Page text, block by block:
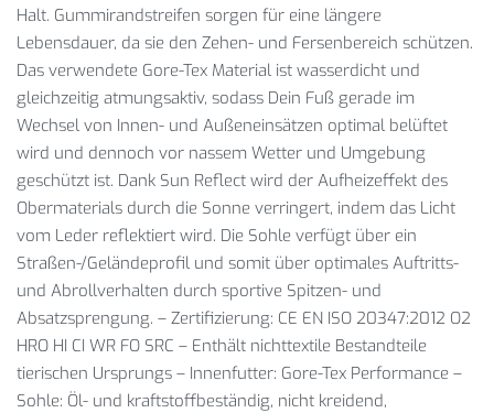
Halt. Gummirandstreifen sorgen für eine längere
Lebensdauer, da sie den Zehen- und Fersenbereich schützen.
Das verwendete Gore-Tex Material ist wasserdicht und
gleichzeitig atmungsaktiv, sodass Dein Fuß gerade im
Wechsel von Innen- und Außeneinsätzen optimal belüftet
wird und dennoch vor nassem Wetter und Umgebung
geschützt ist. Dank Sun Reflect wird der Aufheizeffekt des
Obermaterials durch die Sonne verringert, indem das Licht
vom Leder reflektiert wird. Die Sohle verfügt über ein
Straßen-/Geländeprofil und somit über optimales Auftritts-
und Abrollverhalten durch sportive Spitzen- und
Absatzsprengung. – Zertifizierung: CE EN ISO 20347:2012 O2
HRO HI CI WR FO SRC – Enthält nichttextile Bestandteile
tierischen Ursprungs – Innenfutter: Gore-Tex Performance –
Sohle: Öl- und kraftstoffbeständig, nicht kreidend,